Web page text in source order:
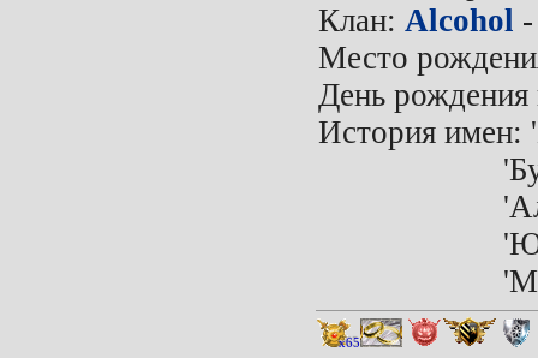
Клан: Alcohol
Место
День
История имен:
'Алко-
'ЮреЦ' до
'Минский'
x65